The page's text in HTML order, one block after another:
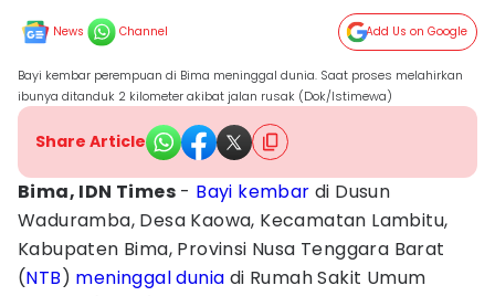
News Channel Add Us on Google
Bayi kembar perempuan di Bima meninggal dunia. Saat proses melahirkan
ibunya ditanduk 2 kilometer akibat jalan rusak (Dok/Istimewa)
Share Article
Bima, IDN Times - Bayi kembar di Dusun
Waduramba, Desa Kaowa, Kecamatan Lambitu,
Kabupaten Bima, Provinsi Nusa Tenggara Barat
(NTB) meninggal dunia di Rumah Sakit Umum